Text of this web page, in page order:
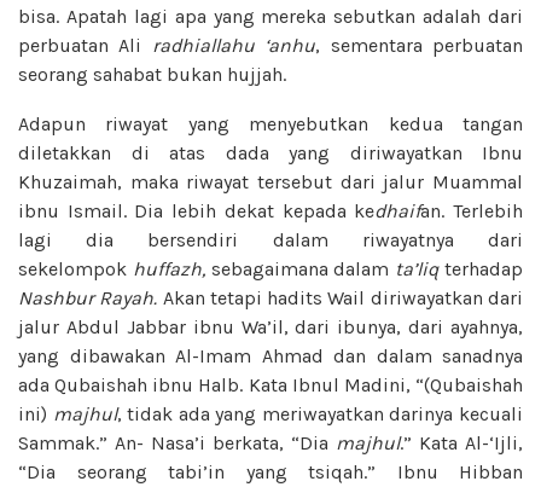
bisa. Apatah lagi apa yang mereka sebutkan adalah dari
perbuatan Ali
radhiallahu ‘anhu, sementara perbuatan
seorang sahabat bukan hujjah.
Adapun riwayat yang menyebutkan kedua tangan
diletakkan di atas dada yang diriwayatkan Ibnu
Khuzaimah, maka riwayat tersebut dari jalur Muammal
ibnu Ismail. Dia lebih dekat kepada kedhaifan. Terlebih
lagi dia bersendiri dalam riwayatnya dari
sekelompok huffazh, sebagaimana dalam ta’liqterhadap
Nashbur Rayah. Akan tetapi hadits Wail diriwayatkan dari
jalur Abdul Jabbar ibnu Wa’il, dari ibunya, dari ayahnya,
yang dibawakan Al-Imam Ahmad dan dalam sanadnya
ada Qubaishah ibnu Halb. Kata Ibnul Madini, “(Qubaishah
ini) majhul, tidak ada yang meriwayatkan darinya kecuali
Sammak.” An- Nasa’i berkata, “Dia majhul.” Kata Al-‘Ijli,
“Dia seorang tabi’in yang tsiqah.” Ibnu Hibban